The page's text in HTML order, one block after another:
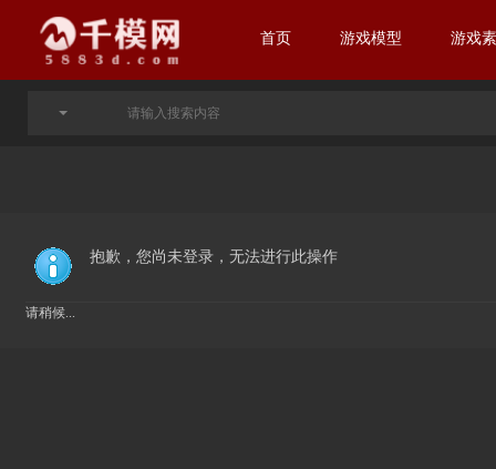
首页 游戏模型 游戏
抱歉，您尚未登录，无法进行此操作
请稍候...